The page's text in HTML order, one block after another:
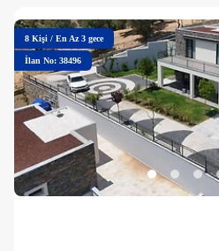
8 Kişi / En Az 3 gece
İlan No: 38496